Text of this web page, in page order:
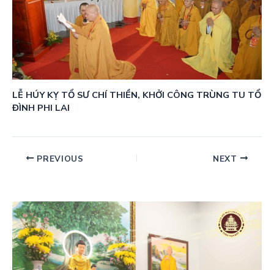
LỄ HÚY KỴ TỔ SƯ CHÍ THIỀN, KHỞI CÔNG TRÙNG TU TỔ
ĐÌNH PHI LAI
PREVIOUS NEXT